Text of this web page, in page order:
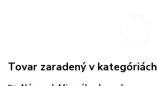
Tovar zaradený v kategóriách